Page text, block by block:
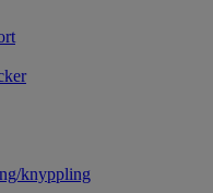
knyppling